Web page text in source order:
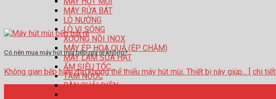
MÁY RỬA BÁT
LÒ NƯỚNG
LÒ VI SÓNG
XOONG NỒI INOX
MÁY ÉP HOA QUẢ (ÉP CHẬM)
MÁY LÀM SỮA HẠT
ẤM SIÊU TỐC
TĂM NƯỚC
BÀN CHẢI ĐIỆN
Có nên mua máy hút mùi bếp giá rẻ không?
Không gian bếp hiện đại không thể thiếu máy hút mùi. Thiết bị này giúp... [ chi tiết ]